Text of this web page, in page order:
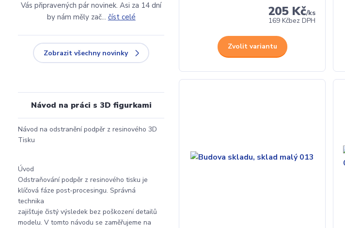
205 Kč/ks
169 Kčbez DPH
Zvolit variantu
Vás připravených pár novinek. Asi za 14 dní
by nám měly zač... číst celé
Zobrazit všechny novinky
Návod na práci s 3D figurkami
Návod na odstranění podpěr z resinového 3D
Tisku
Úvod
Odstraňování podpěr z resinového tisku je
klíčová fáze post-procesingu. Správná
technika
zajišťuje čistý výsledek bez poškození detailů
modelu. V tomto návodu se zaměřujeme na